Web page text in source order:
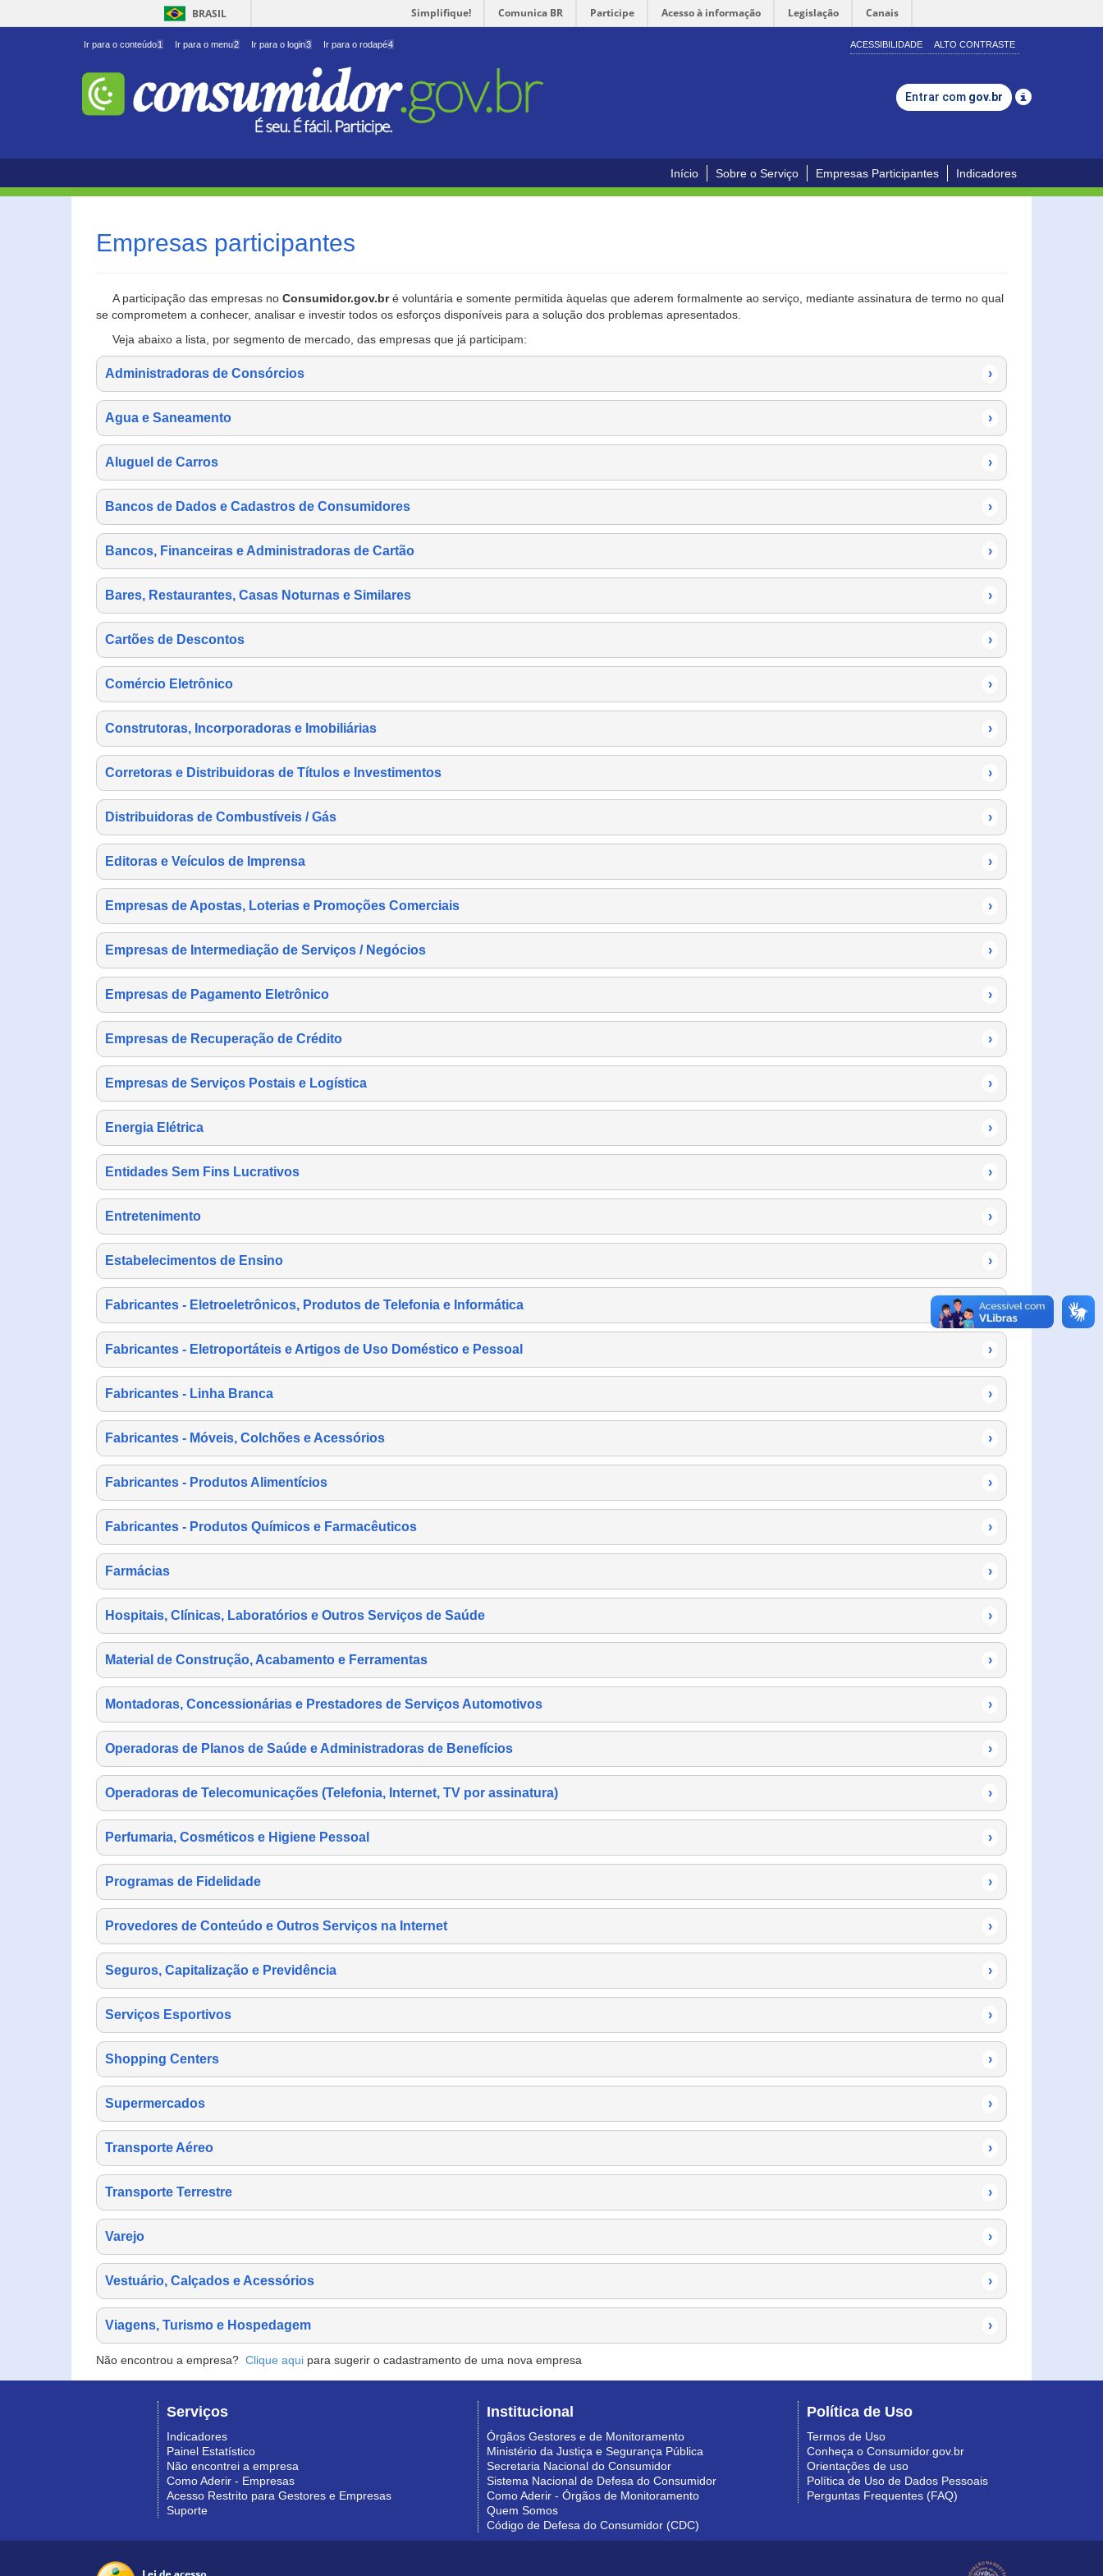
BRASIL Simplifique! Comunica BR Participe Acesso à informação Legislação Canais
Ir para o conteúdo1 Ir para o menu2 Ir para o login3 Ir para o rodapé4 ACESSIBILIDADE ALTO CONTRASTE
Entrar com gov.br
Início Sobre o Serviço Empresas Participantes Indicadores
Empresas participantes
A participação das empresas no Consumidor.gov.bré voluntária e somente permitida àquelas que aderem formalmente ao serviço, mediante assinatura de termo no qual
se comprometem a conhecer, analisar e investir todos os esforços disponíveis para a solução dos problemas apresentados.
Veja abaixo a lista, por segmento de mercado, das empresas que já participam:
Administradoras de Consórcios ›
Agua e Saneamento ›
Aluguel de Carros ›
Bancos de Dados e Cadastros de Consumidores ›
Bancos, Financeiras e Administradoras de Cartão ›
Bares, Restaurantes, Casas Noturnas e Similares ›
Cartões de Descontos ›
Comércio Eletrônico ›
Construtoras, Incorporadoras e Imobiliárias ›
Corretoras e Distribuidoras de Títulos e Investimentos ›
Distribuidoras de Combustíveis / Gás ›
Editoras e Veículos de Imprensa ›
Empresas de Apostas, Loterias e Promoções Comerciais ›
Empresas de Intermediação de Serviços / Negócios ›
Empresas de Pagamento Eletrônico ›
Empresas de Recuperação de Crédito ›
Empresas de Serviços Postais e Logística ›
Energia Elétrica ›
Entidades Sem Fins Lucrativos ›
Entretenimento ›
Estabelecimentos de Ensino ›
Fabricantes - Eletroeletrônicos, Produtos de Telefonia e Informática ›
Fabricantes - Eletroportáteis e Artigos de Uso Doméstico e Pessoal ›
Fabricantes - Linha Branca ›
Fabricantes - Móveis, Colchões e Acessórios ›
Fabricantes - Produtos Alimentícios ›
Fabricantes - Produtos Químicos e Farmacêuticos ›
Farmácias ›
Hospitais, Clínicas, Laboratórios e Outros Serviços de Saúde ›
Material de Construção, Acabamento e Ferramentas ›
Montadoras, Concessionárias e Prestadores de Serviços Automotivos ›
Operadoras de Planos de Saúde e Administradoras de Benefícios ›
Operadoras de Telecomunicações (Telefonia, Internet, TV por assinatura) ›
Perfumaria, Cosméticos e Higiene Pessoal ›
Programas de Fidelidade ›
Provedores de Conteúdo e Outros Serviços na Internet ›
Seguros, Capitalização e Previdência ›
Serviços Esportivos ›
Shopping Centers ›
Supermercados ›
Transporte Aéreo ›
Transporte Terrestre ›
Varejo ›
Vestuário, Calçados e Acessórios ›
Viagens, Turismo e Hospedagem ›
Não encontrou a empresa? Clique aqui para sugerir o cadastramento de uma nova empresa
Serviços
Indicadores
Painel Estatístico
Não encontrei a empresa
Como Aderir - Empresas
Acesso Restrito para Gestores e Empresas
Suporte
Institucional
Órgãos Gestores e de Monitoramento
Ministério da Justiça e Segurança Pública
Secretaria Nacional do Consumidor
Sistema Nacional de Defesa do Consumidor
Como Aderir - Órgãos de Monitoramento
Quem Somos
Código de Defesa do Consumidor (CDC)
Política de Uso
Termos de Uso
Conheça o Consumidor.gov.br
Orientações de uso
Política de Uso de Dados Pessoais
Perguntas Frequentes (FAQ)